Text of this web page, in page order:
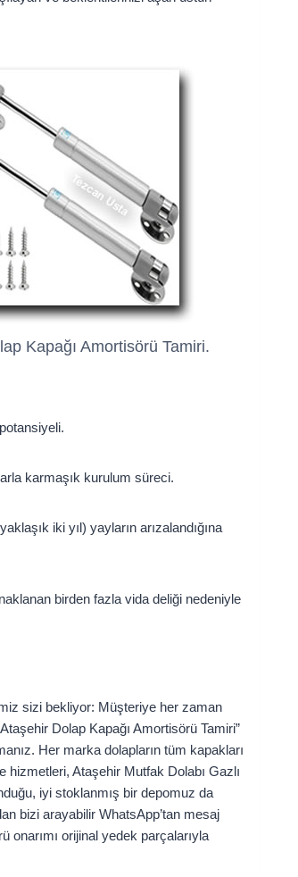
Kapağı Amortisörü Tamiri.
karmaşık kurulum süreci.
iki yıl) yayların arızalandığına
birden fazla vida deliği nedeniyle
sizi bekliyor: Müşteriye her zaman
Dolap Kapağı Amortisörü Tamiri”
Her marka dolapların tüm kapakları
Ataşehir Mutfak Dolabı Gazlı
iyi stoklanmış bir depomuz da
bizi arayabilir WhatsApp’tan mesaj
onarımı orijinal yedek parçalarıyla